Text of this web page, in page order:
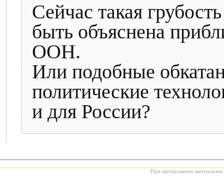
Сейчас такая
быть объяснена
ООН.
Или подобные
политические
и для России?
При цитировании материалов